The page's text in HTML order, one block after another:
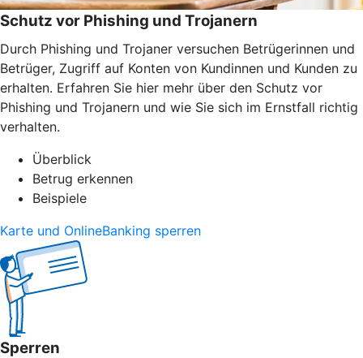
Schutz vor Phishing und Trojanern
Durch Phishing und Trojaner versuchen Betrügerinnen und
Betrüger, Zugriff auf Konten von Kundinnen und Kunden zu
erhalten. Erfahren Sie hier mehr über den Schutz vor
Phishing und Trojanern und wie Sie sich im Ernstfall richtig
verhalten.
Überblick
Betrug erkennen
Beispiele
Karte und OnlineBanking sperren
Sperren